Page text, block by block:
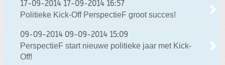
17-09-2014 17-09-2014 16:57
Politieke Kick-Off PerspectieF groot succes!
09-09-2014 09-09-2014 15:09
PerspectieF start nieuwe politieke jaar met Kick-
Off!